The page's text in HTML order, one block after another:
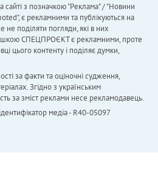
сайті з позначкою "Реклама" / "Новини
є рекламними та публікуються на
поділяти погляди, які в них
СПЕЦПРОЄКТ є рекламними, проте
цього контенту і поділяє думки,
за факти та оціночні судження,
Згідно з українським
за зміст реклами несе рекламодавець.
медіа - R40-05097